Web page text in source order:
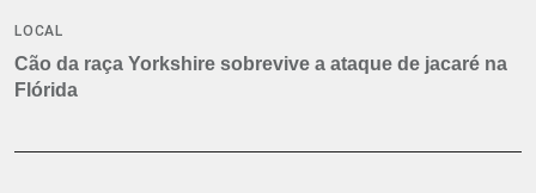
LOCAL
Cão da raça Yorkshire sobrevive a ataque de jacaré na
Flórida